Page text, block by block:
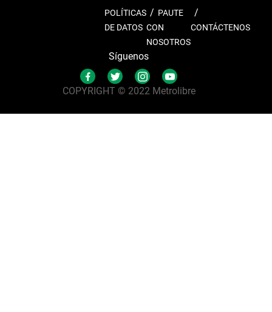
POLÍTICAS
DE DATOS
PAUTE
CON
NOSOTROS
CONTÁCTENOS
Síguenos
COPYRIGHT © 2022 Metrolibre